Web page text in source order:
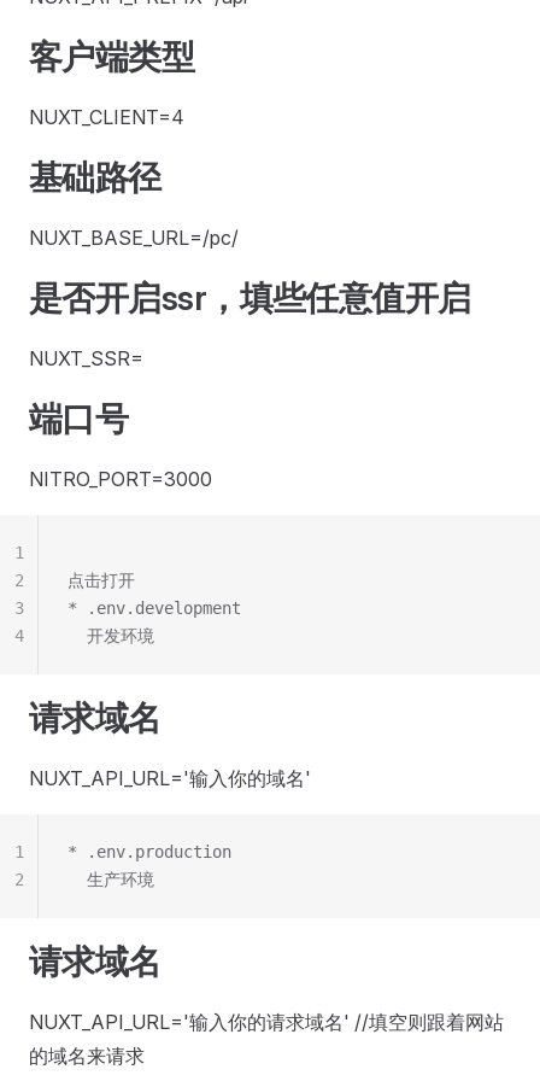
客户端类型
NUXT_CLIENT=4
基础路径
NUXT_BASE_URL=/pc/
是否开启ssr，填些任意值开启
NUXT_SSR=
端口号
NITRO_PORT=3000
点击打开
* .env.development
  开发环境
1
2
3
4
请求域名
NUXT_API_URL='输入你的域名'
* .env.production
  生产环境
1
2
请求域名
NUXT_API_URL='输入你的请求域名' //填空则跟着网站
的域名来请求